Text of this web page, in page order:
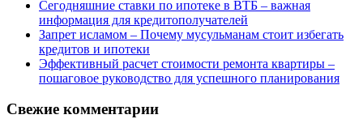
Сегодняшние ставки по ипотеке в ВТБ – важная
информация для кредитополучателей
Запрет исламом – Почему мусульманам стоит избегать
кредитов и ипотеки
Эффективный расчет стоимости ремонта квартиры –
пошаговое руководство для успешного планирования
Свежие комментарии